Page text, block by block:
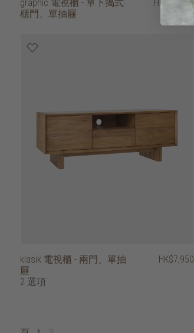
graphic 電視櫃 - 單下揭式
櫃門、單抽屜
HK$21,450
klasik 電視櫃 - 兩門、單抽
屜
2 選項
HK$7,950